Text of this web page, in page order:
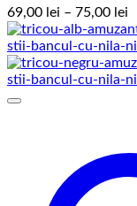
69,00 lei – 75,00 lei